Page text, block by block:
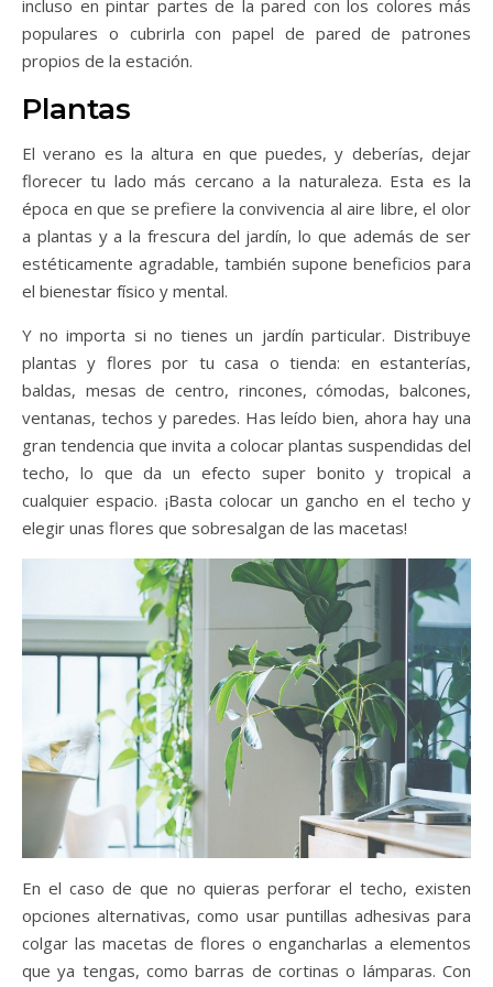
incluso en pintar partes de la pared con los colores más
populares o cubrirla con papel de pared de patrones
propios de la estación.
Plantas
El verano es la altura en que puedes, y deberías, dejar
florecer tu lado más cercano a la naturaleza. Esta es la
época en que se prefiere la convivencia al aire libre, el olor
a plantas y a la frescura del jardín, lo que además de ser
estéticamente agradable, también supone beneficios para
el bienestar físico y mental.
Y no importa si no tienes un jardín particular. Distribuye
plantas y flores por tu casa o tienda: en estanterías,
baldas, mesas de centro, rincones, cómodas, balcones,
ventanas, techos y paredes. Has leído bien, ahora hay una
gran tendencia que invita a colocar plantas suspendidas del
techo, lo que da un efecto super bonito y tropical a
cualquier espacio. ¡Basta colocar un gancho en el techo y
elegir unas flores que sobresalgan de las macetas!
En el caso de que no quieras perforar el techo, existen
opciones alternativas, como usar puntillas adhesivas para
colgar las macetas de flores o engancharlas a elementos
que ya tengas, como barras de cortinas o lámparas. Con